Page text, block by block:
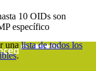
10 OIDs son
específico
unalista de todos los
.